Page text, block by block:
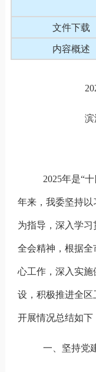
文件下载
内容概述
滨
2025年是“
年来，我委坚持
为指导，深入学
全会精神，根据全
心工作，深入实
设，积极推进全
开展情况总结如下
一、坚持党